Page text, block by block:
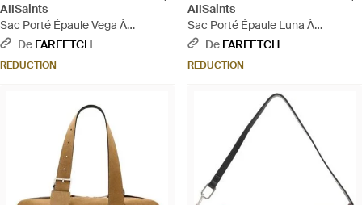
AllSaints
Sac Porté Épaule Vega À
Fermeture Zippée - Noir
De FARFETCH
RÉDUCTION
AllSaints
Sac Porté Épaule Luna À
Fermeture Zippée - Rose
De FARFETCH
RÉDUCTION